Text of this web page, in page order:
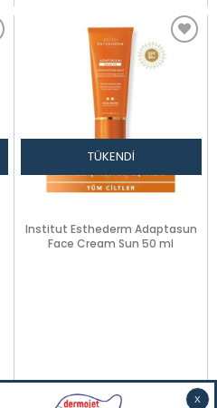
TÜKENDI
Institut Esthederm Adaptasun
Face Cream Sun 50 ml